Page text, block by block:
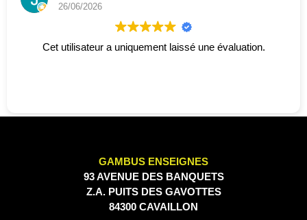
26/06/2026
Cet utilisateur a uniquement laissé une évaluation.
GAMBUS ENSEIGNES
93 AVENUE DES BANQUETS
Z.A. PUITS DES GAVOTTES
84300 CAVAILLON